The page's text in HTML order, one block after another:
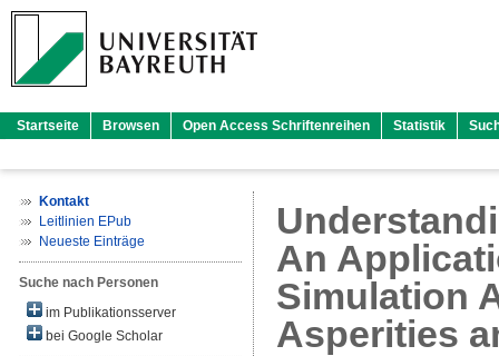
Startseite Browsen Open Access Schriftenreihen Statistik
Kontakt
Leitlinien EPub
Neueste Einträge
Suche nach Personen
im Publikationsserver
bei Google Scholar
An
Simulation
Asperities